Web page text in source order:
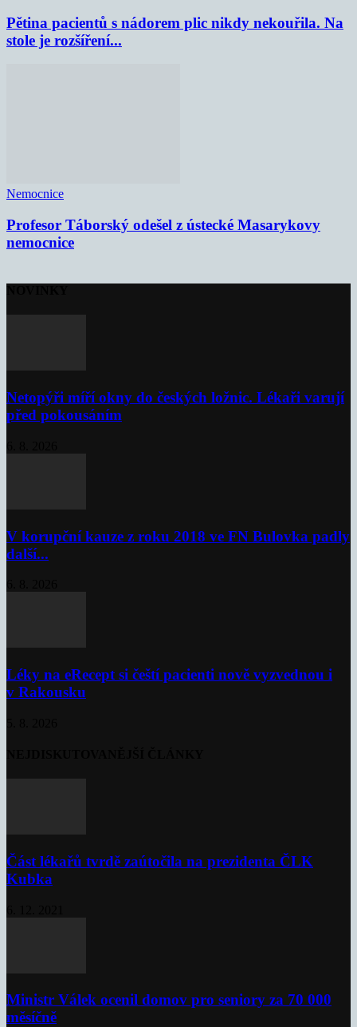
Pětina pacientů s nádorem plic nikdy nekouřila. Na
stole je rozšíření...
Nemocnice
Profesor Táborský odešel z ústecké Masarykovy
nemocnice
Netopýři míří okny do českých ložnic. Lékaři varují
před pokousáním
V korupční kauze z roku 2018 ve FN Bulovka padly
další...
Léky na eRecept si čeští pacienti nově vyzvednou i
v Rakousku
Část lékařů tvrdě zaútočila na prezidenta ČLK
Kubka
Ministr Válek ocenil domov pro seniory za 70 000
měsíčně